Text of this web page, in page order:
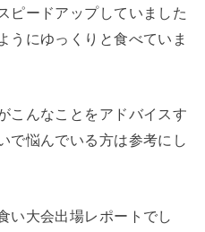
ピードアップしていました
うにゆっくりと食べていま
こんなことをアドバイスす
で悩んでいる方は参考にし
い大会出場レポートでし